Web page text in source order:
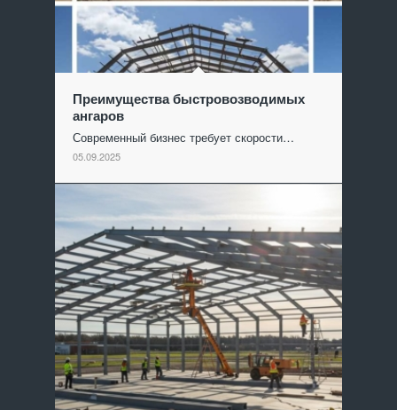
Преимущества быстровозводимых
ангаров
Современный бизнес требует скорости…
05.09.2025